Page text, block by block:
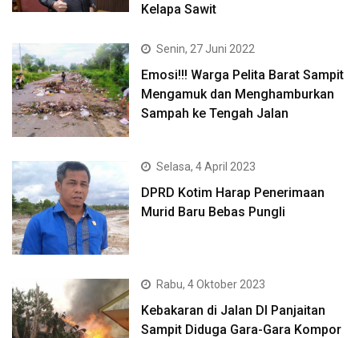
Kelapa Sawit
Senin, 27 Juni 2022
Emosi!!! Warga Pelita Barat Sampit
Mengamuk dan Menghamburkan
Sampah ke Tengah Jalan
Selasa, 4 April 2023
DPRD Kotim Harap Penerimaan
Murid Baru Bebas Pungli
Rabu, 4 Oktober 2023
Kebakaran di Jalan DI Panjaitan
Sampit Diduga Gara-Gara Kompor